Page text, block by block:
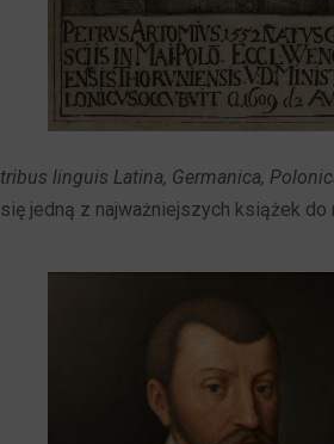
tribus linguis Latina, Germanica,
się jedną z najważniejszych książek